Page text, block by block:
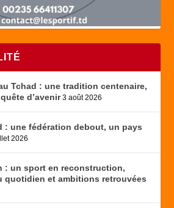
Tchad : une tradition centenaire,
d’avenir 3 août 2026
: une fédération debout, un pays
2026
: un sport en reconstruction,
quotidien et ambitions retrouvées